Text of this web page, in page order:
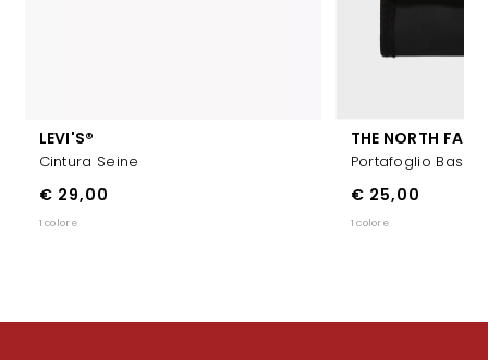
LEVI'S®
Cintura Seine
€ 29,00
1 colore
THE NORTH FACE
Portafoglio Base
€ 25,00
1 colore